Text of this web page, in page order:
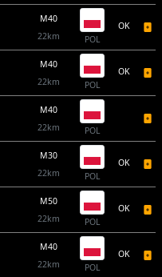
M40
22km
POL
OK
M40
22km
POL
OK
M40
22km
POL
M30
22km
POL
OK
M50
22km
POL
OK
M40
22km
POL
OK